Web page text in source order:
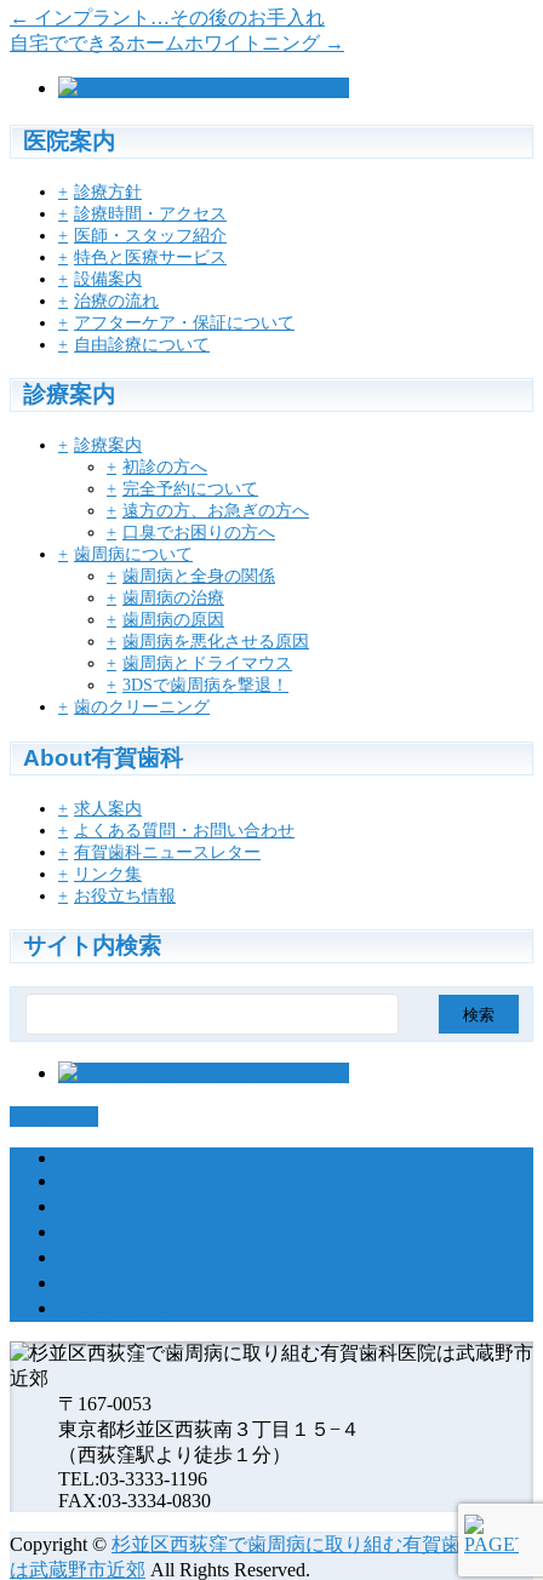
← インプラント…その後のお手入れ
自宅でできるホームホワイトニング →
医院案内
診療方針
診療時間・アクセス
医師・スタッフ紹介
特色と医療サービス
設備案内
治療の流れ
アフターケア・保証について
自由診療について
診療案内
診療案内
初診の方へ
完全予約について
遠方の方、お急ぎの方へ
口臭でお困りの方へ
歯周病について
歯周病と全身の関係
歯周病の治療
歯周病の原因
歯周病を悪化させる原因
歯周病とドライマウス
3DSで歯周病を撃退！
歯のクリーニング
About有賀歯科
求人案内
よくある質問・お問い合わせ
有賀歯科ニュースレター
リンク集
お役立ち情報
サイト内検索
索:
〒167-0053
東京都杉並区西荻南３丁目１５−４
（西荻窪駅より徒歩１分）
TEL:03-3333-1196
FAX:03-3334-0830
Copyright © 杉並区西荻窪で歯周病に取り組む有賀歯科医院
は武蔵野市近郊 All Rights Reserved.